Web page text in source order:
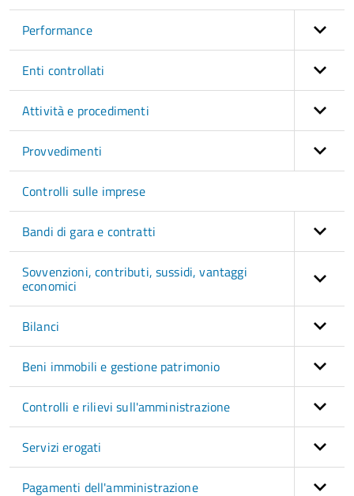
Performance
Enti controllati
Attività e procedimenti
Provvedimenti
Controlli sulle imprese
Bandi di gara e contratti
Sovvenzioni, contributi, sussidi, vantaggi
economici
Bilanci
Beni immobili e gestione patrimonio
Controlli e rilievi sull'amministrazione
Servizi erogati
Pagamenti dell'amministrazione